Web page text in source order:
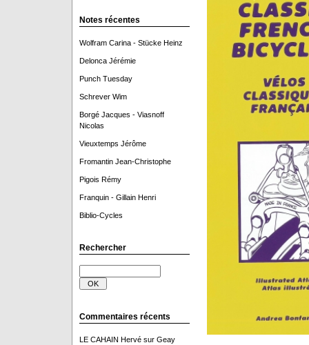
Notes récentes
Wolfram Carina - Stücke Heinz
Delonca Jérémie
Punch Tuesday
Schrever Wim
Borgé Jacques - Viasnoff
Nicolas
Vieuxtemps Jérôme
Fromantin Jean-Christophe
Pigois Rémy
Franquin - Gillain Henri
Biblio-Cycles
Rechercher
Commentaires récents
LE CAHAIN Hervésur Geay